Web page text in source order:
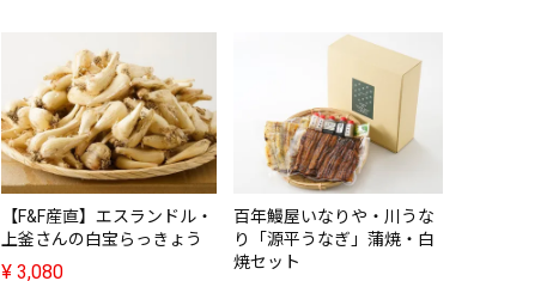
【F&F産直】エスランドル・
上釜さんの白宝らっきょう
¥ 3,080
百年鰻屋いなりや・川うな
り「源平うなぎ」蒲焼・白
焼セット